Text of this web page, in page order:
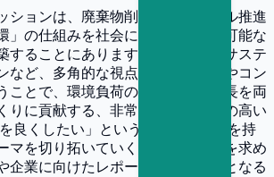
ションは、廃棄物削減やリサイクル推進
」の仕組みを社会に実装し、持続可能な
することにあります。食品ロスやサステ
など、多角的な視点から政策支援やコン
ことで、環境負荷の低減と経済成長を両
りに貢献する、非常に社会貢献度の高い
良くしたい」という強い問題意識を持
マを切り拓いていく意欲のある方を求め
企業に向けたレポート作成が中心となる